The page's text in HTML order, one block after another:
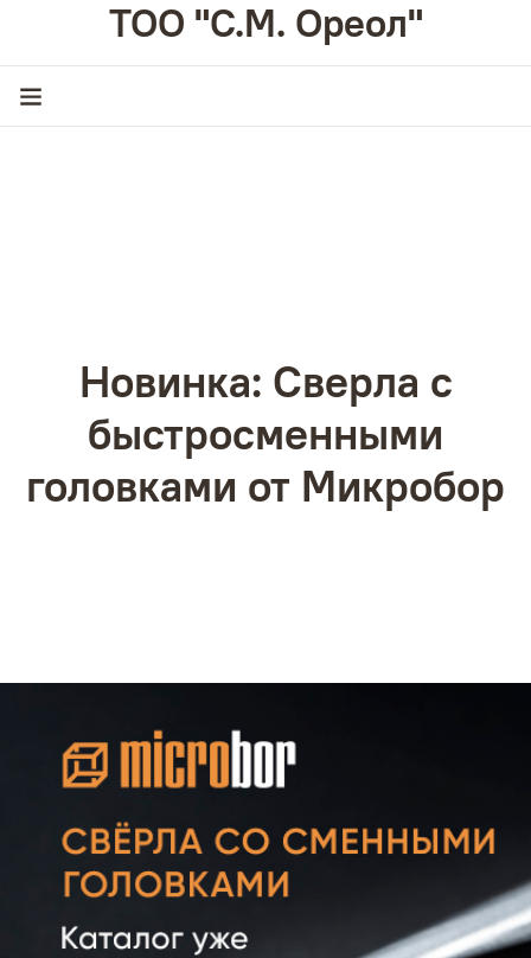
ТОО "С.М. Ореол"
Новинка: Сверла с
быстросменными
головками от Микробор